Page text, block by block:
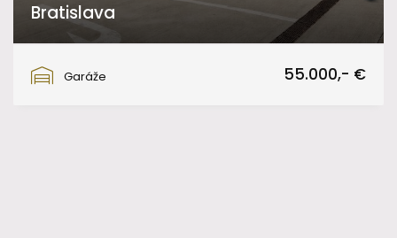
Bratislava
Garáže
55.000,- €